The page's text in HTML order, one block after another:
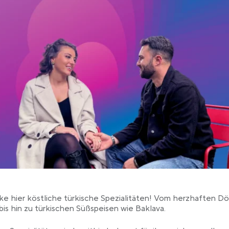
hier köstliche türkische Spezialitäten! Vom herzhaften
hin zu türkischen Süßspeisen wie Baklava.